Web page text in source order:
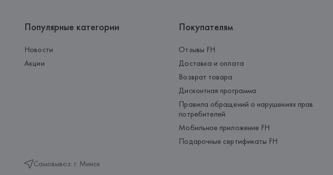
Популярные категории
Новости
Акции
Самовывоз: г. Минск
Покупателям
Отзывы FH
Доставка и оплата
Возврат товара
Дисконтная программа
Правила обращений о нарушениях прав
потребителей
Мобильное приложение FH
Подарочные сертификаты FH